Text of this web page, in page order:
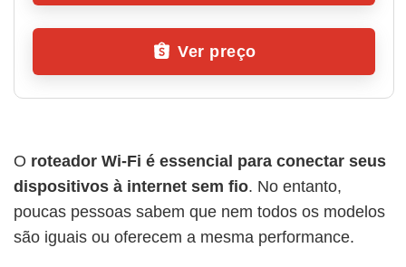
Ver preço
O roteador Wi-Fi é essencial para conectar seus
dispositivos à internet sem fio. No entanto,
poucas pessoas sabem que nem todos os modelos
são iguais ou oferecem a mesma performance.